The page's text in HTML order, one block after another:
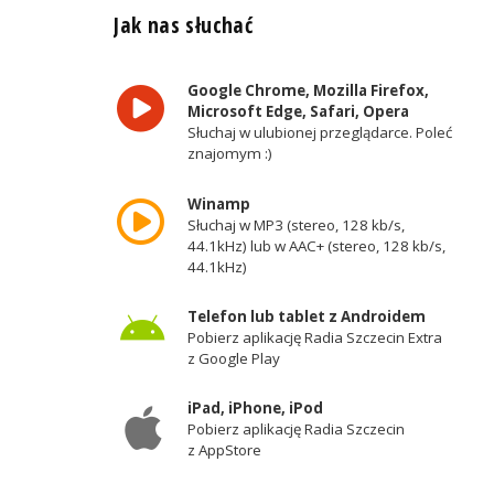
Jak nas słuchać
Google Chrome, Mozilla Firefox,
Microsoft Edge, Safari, Opera
Słuchaj w ulubionej przeglądarce. Poleć
znajomym :)
Winamp
Słuchaj w MP3 (stereo, 128 kb/s,
44.1kHz) lub w AAC+ (stereo, 128 kb/s,
44.1kHz)
Telefon lub tablet z Androidem
Pobierz aplikację Radia Szczecin Extra
z Google Play
iPad, iPhone, iPod
Pobierz aplikację Radia Szczecin
z AppStore